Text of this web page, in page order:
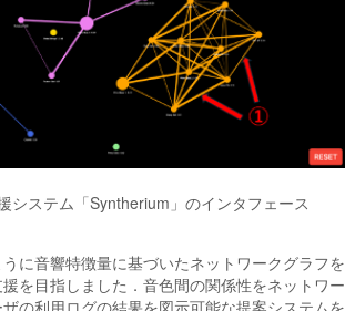
システム「Syntherium」のインタフェース
に音響特徴量に基づいたネットワークグラフを
を目指しました．音色間の関係性をネットワー